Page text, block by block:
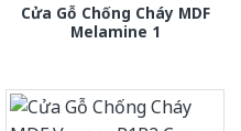
Cửa Gỗ Chống Cháy MDF
Melamine 1